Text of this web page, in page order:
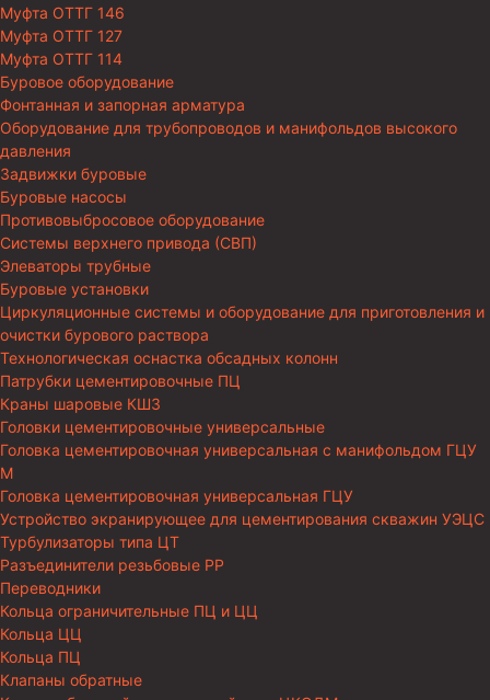
Муфта ОТТГ 146
Муфта ОТТГ 127
Муфта ОТТГ 114
Буровое оборудование
Фонтанная и запорная арматура
Оборудование для трубопроводов и манифольдов высокого
давления
Задвижки буровые
Буровые насосы
Противовыбросовое оборудование
Системы верхнего привода (СВП)
Элеваторы трубные
Буровые установки
Циркуляционные системы и оборудование для приготовления и
очистки бурового раствора
Технологическая оснастка обсадных колонн
Патрубки цементировочные ПЦ
Краны шаровые КШЗ
Головки цементировочные универсальные
Головка цементировочная универсальная с манифольдом ГЦУ
М
Головка цементировочная универсальная ГЦУ
Устройство экранирующее для цементирования скважин УЭЦС
Турбулизаторы типа ЦТ
Разъединители резьбовые РР
Переводники
Кольца ограничительные ПЦ и ЦЦ
Кольца ЦЦ
Кольца ПЦ
Клапаны обратные